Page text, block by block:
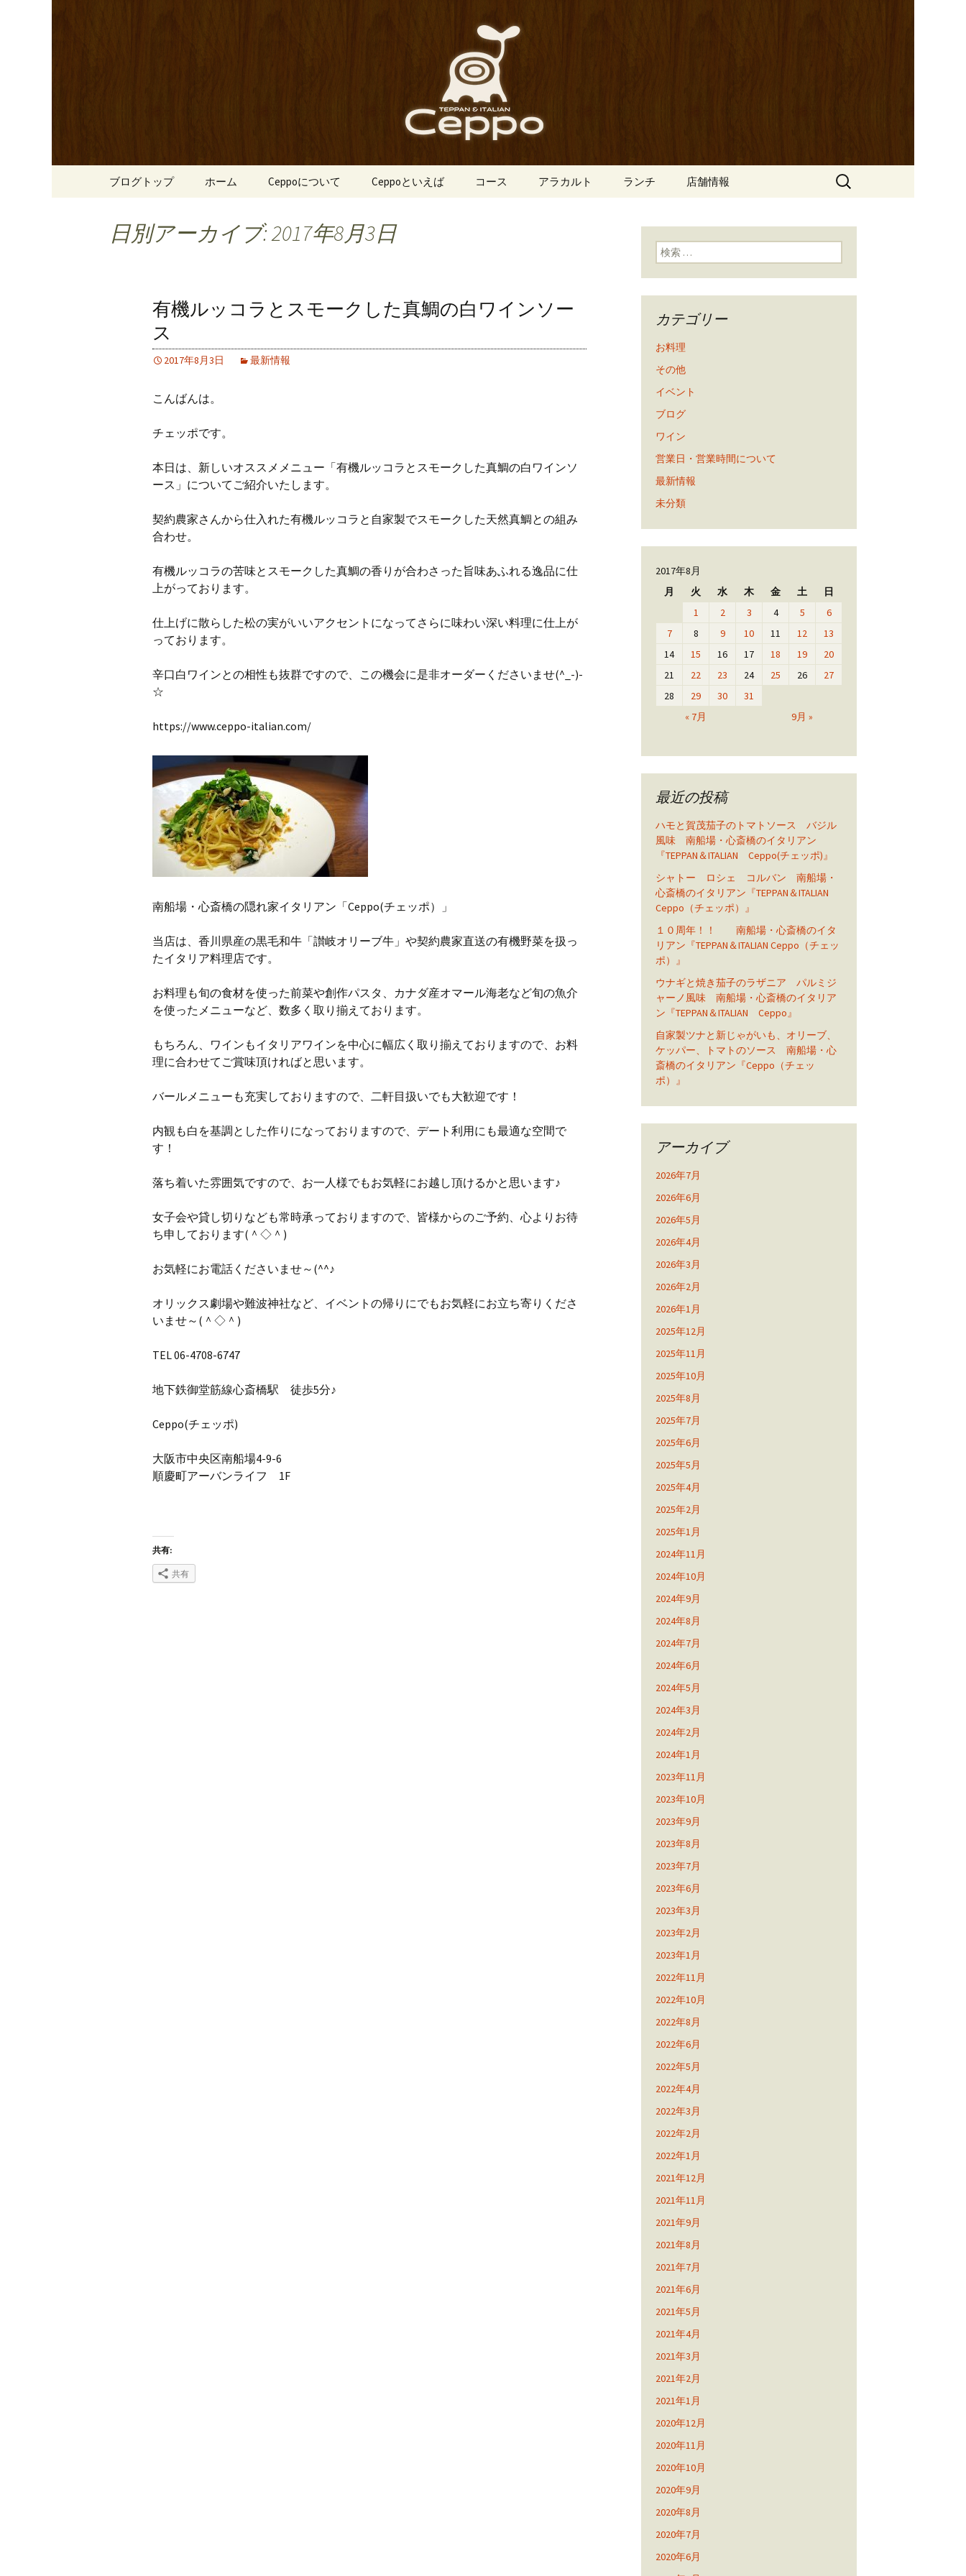
南船場・心斎橋のイタリアン
「Ceppo（チェッポ）」の公式ブログ
リーブ牛のステーキのほか、バルメニューも豊富にご用意。デートにも一人飲みのお客様にもぴった
コンテンツへ移動
ブログトップ ホーム Ceppoについて Ceppoといえば コース アラカルト ランチ 店舗情報
検
日別アーカイブ: 2017年8月3日
有機ルッコラとスモークした真鯛の白ワインソー
ス
2017年8月3日 最新情報
こんばんは。
チェッポです。
本日は、新しいオススメメニュー「有機ルッコラとスモークした真鯛の白ワインソ
ース」についてご紹介いたします。
契約農家さんから仕入れた有機ルッコラと自家製でスモークした天然真鯛との組み
合わせ。
有機ルッコラの苦味とスモークした真鯛の香りが合わさった旨味あふれる逸品に仕
上がっております。
仕上げに散らした松の実がいいアクセントになってさらに味わい深い料理に仕上が
っております。
辛口白ワインとの相性も抜群ですので、この機会に是非オーダーくださいませ(^_-)-
☆
https://www.ceppo-italian.com/
南船場・心斎橋の隠れ家イタリアン「Ceppo(チェッポ）」
当店は、香川県産の黒毛和牛「讃岐オリーブ牛」や契約農家直送の有機野菜を扱っ
たイタリア料理店です。
お料理も旬の食材を使った前菜や創作パスタ、カナダ産オマール海老など旬の魚介
を使ったメニューなど、数多く取り揃えております。
もちろん、ワインもイタリアワインを中心に幅広く取り揃えておりますので、お料
理に合わせてご賞味頂ければと思います。
バールメニューも充実しておりますので、二軒目扱いでも大歓迎です！
内観も白を基調とした作りになっておりますので、デート利用にも最適な空間で
す！
落ち着いた雰囲気ですので、お一人様でもお気軽にお越し頂けるかと思います♪
女子会や貸し切りなども常時承っておりますので、皆様からのご予約、心よりお待
ち申しております(＾◇＾)
お気軽にお電話くださいませ～(^^♪
オリックス劇場や難波神社など、イベントの帰りにでもお気軽にお立ち寄りくださ
いませ～(＾◇＾)
TEL 06-4708-6747
地下鉄御堂筋線心斎橋駅 徒歩5分♪
Ceppo(チェッポ)
大阪市中央区南船場4-9-6
順慶町アーバンライフ 1F
共有:
共有
検索:
カテゴリー
お料理
その他
イベント
ブログ
ワイン
営業日・営業時間について
最新情報
未分類
2017年8月
月
火 水 木 金 土 日
« 7月 9月 »
1 2 3 4 5
6
7
8 9 10 11 12
13
14
15 16 17 18 19
20
21
22 23 24 25 26
27
28
29 30 31
最近の投稿
ハモと賀茂茄子のトマトソース バジル
風味 南船場・心斎橋のイタリアン
『TEPPAN＆ITALIAN Ceppo(チェッポ)』
シャトー ロシェ コルバン 南船場・
心斎橋のイタリアン『TEPPAN＆ITALIAN
Ceppo（チェッポ）』
１０周年！！ 南船場・心斎橋のイタ
リアン『TEPPAN＆ITALIAN Ceppo（チェッ
ポ）』
ウナギと焼き茄子のラザニア パルミジ
ャーノ風味 南船場・心斎橋のイタリア
ン『TEPPAN＆ITALIAN Ceppo』
自家製ツナと新じゃがいも、オリーブ、
ケッパー、トマトのソース 南船場・心
斎橋のイタリアン『Ceppo（チェッ
ポ）』
アーカイブ
2026年7月
2026年6月
2026年5月
2026年4月
2026年3月
2026年2月
2026年1月
2025年12月
2025年11月
2025年10月
2025年8月
2025年7月
2025年6月
2025年5月
2025年4月
2025年2月
2025年1月
2024年11月
2024年10月
2024年9月
2024年8月
2024年7月
2024年6月
2024年5月
2024年3月
2024年2月
2024年1月
2023年11月
2023年10月
2023年9月
2023年8月
2023年7月
2023年6月
2023年3月
2023年2月
2023年1月
2022年11月
2022年10月
2022年8月
2022年6月
2022年5月
2022年4月
2022年3月
2022年2月
2022年1月
2021年12月
2021年11月
2021年9月
2021年8月
2021年7月
2021年6月
2021年5月
2021年4月
2021年3月
2021年2月
2021年1月
2020年12月
2020年11月
2020年10月
2020年9月
2020年8月
2020年7月
2020年6月